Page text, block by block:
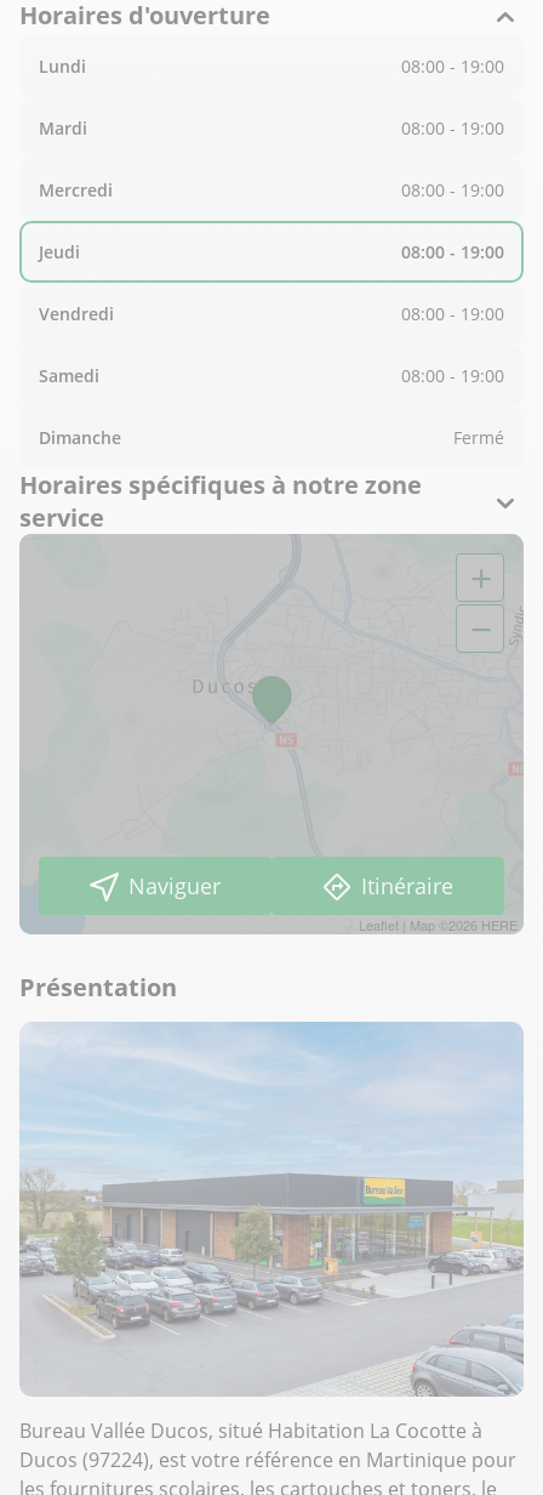
Horaires d'ouverture
Lundi 08:00 - 19:00
Mardi 08:00 - 19:00
Mercredi 08:00 - 19:00
Jeudi 08:00 - 19:00
Vendredi 08:00 - 19:00
Samedi 08:00 - 19:00
Dimanche Fermé
Horaires spécifiques à notre zone
service
+
−
Leaflet | Map ©2026 HERE
Naviguer Itinéraire
Présentation
Bureau Vallée Ducos, situé Habitation La Cocotte à
Ducos (97224), est votre référence en Martinique pour
les fournitures scolaires, les cartouches et toners, le